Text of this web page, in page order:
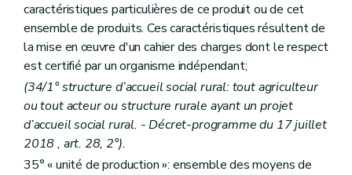
Section 1
Objectifs et organisation de la recherche agronomique
Art. D362
Art. D363
Art. D364
Art. D365
Section 2
Le Centre wallon de recherches agronomiques
Sous-section 1re
Le Centre wallon de recherches agronomiques
Art. D366
Art. D367
Art. D368
Art. D369
Sous-section 2 La gestion journalière
caractéristiques particulières de ce produit ou de cet
ensemble de produits. Ces caractéristiques résultent de
la mise en œuvre d'un cahier des charges dont le respect
est certifié par un organisme indépendant;
(34/1° structure d’accueil social rural: tout agriculteur
ou tout acteur ou structure rurale ayant un projet
d’accueil social rural. - Décret-programme du 17 juillet
2018 , art. 28, 2°).
35° « unité de production »: ensemble des moyens de